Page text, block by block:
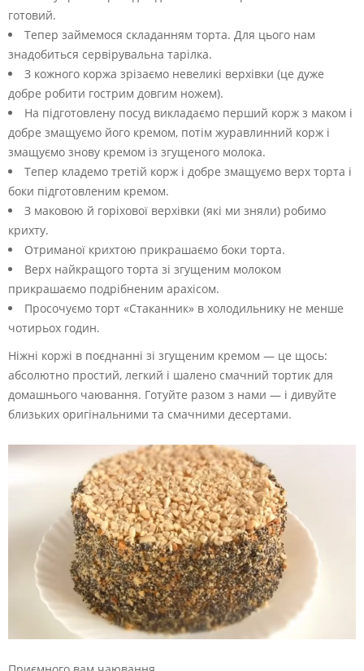
готовий.
Тепер займемося складанням торта. Для цього нам
знадобиться сервірувальна тарілка.
З кожного коржа зрізаємо невеликі верхівки (це дуже
добре робити гострим довгим ножем).
На підготовлену посуд викладаємо перший корж з маком і
добре змащуємо його кремом, потім журавлинний корж і
змащуємо знову кремом із згущеного молока.
Тепер кладемо третій корж і добре змащуємо верх торта і
боки підготовленим кремом.
З маковою й горіхової верхівки (які ми зняли) робимо
крихту.
Отриманої крихтою прикрашаємо боки торта.
Верх найкращого торта зі згущеним молоком
прикрашаємо подрібненим арахісом.
Просочуємо торт «Стаканник» в холодильнику не менше
чотирьох годин.
Ніжні коржі в поєднанні зі згущеним кремом — це щось:
абсолютно простий, легкий і шалено смачний тортик для
домашнього чаювання. Готуйте разом з нами — і дивуйте
близьких оригінальними та смачними десертами.